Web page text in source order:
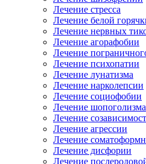
Лечение стресса
Лечение белой
Лечение нервных
Лечение агорафобии
Лечение
Лечение психопатии
Лечение лунатизма
Лечение нарколепсии
Лечение социофобии
Лечение шопоголизма
Лечение
Лечение агрессии
Лечение
Лечение дисфории
Лечение